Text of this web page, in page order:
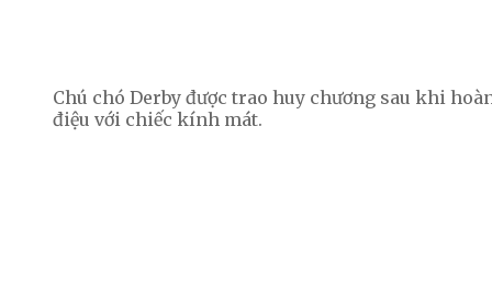
Chú chó Derby được trao huy chương sau khi
điệu với chiếc kính mát.